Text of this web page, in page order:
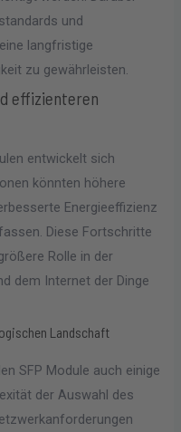
und
langfristige
zu gewährleisten.
effizienteren
entwickelt sich
könnten höhere
Energieeffizienz
Diese Fortschritte
Rolle in der
dem Internet der Dinge
Landschaft
SFP Module auch einige
der Auswahl des